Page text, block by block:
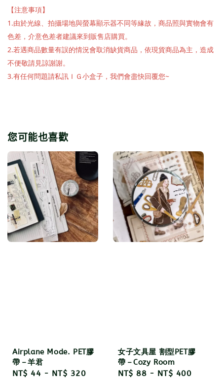
【注意事項】
1.由於光線、拍攝場地與螢幕顯示器不同等緣故，商品照與實物會有
色差，介意色差者建議來到販售店購買。
2.若遇商品數量有誤的情況會取消缺貨商品，依現貨商品為主，造成
不便敬請見諒謝謝。
3.有任何問題請私訊ＩＧ小盒子，我們會盡快回覆您~
您可能也喜歡
Airplane Mode. PET膠
帶－羊君
Regular
NT$ 44 - NT$ 320
女子文具屋 割型PET膠
帶－Cozy Room
Regular
NT$ 88 - NT$ 400